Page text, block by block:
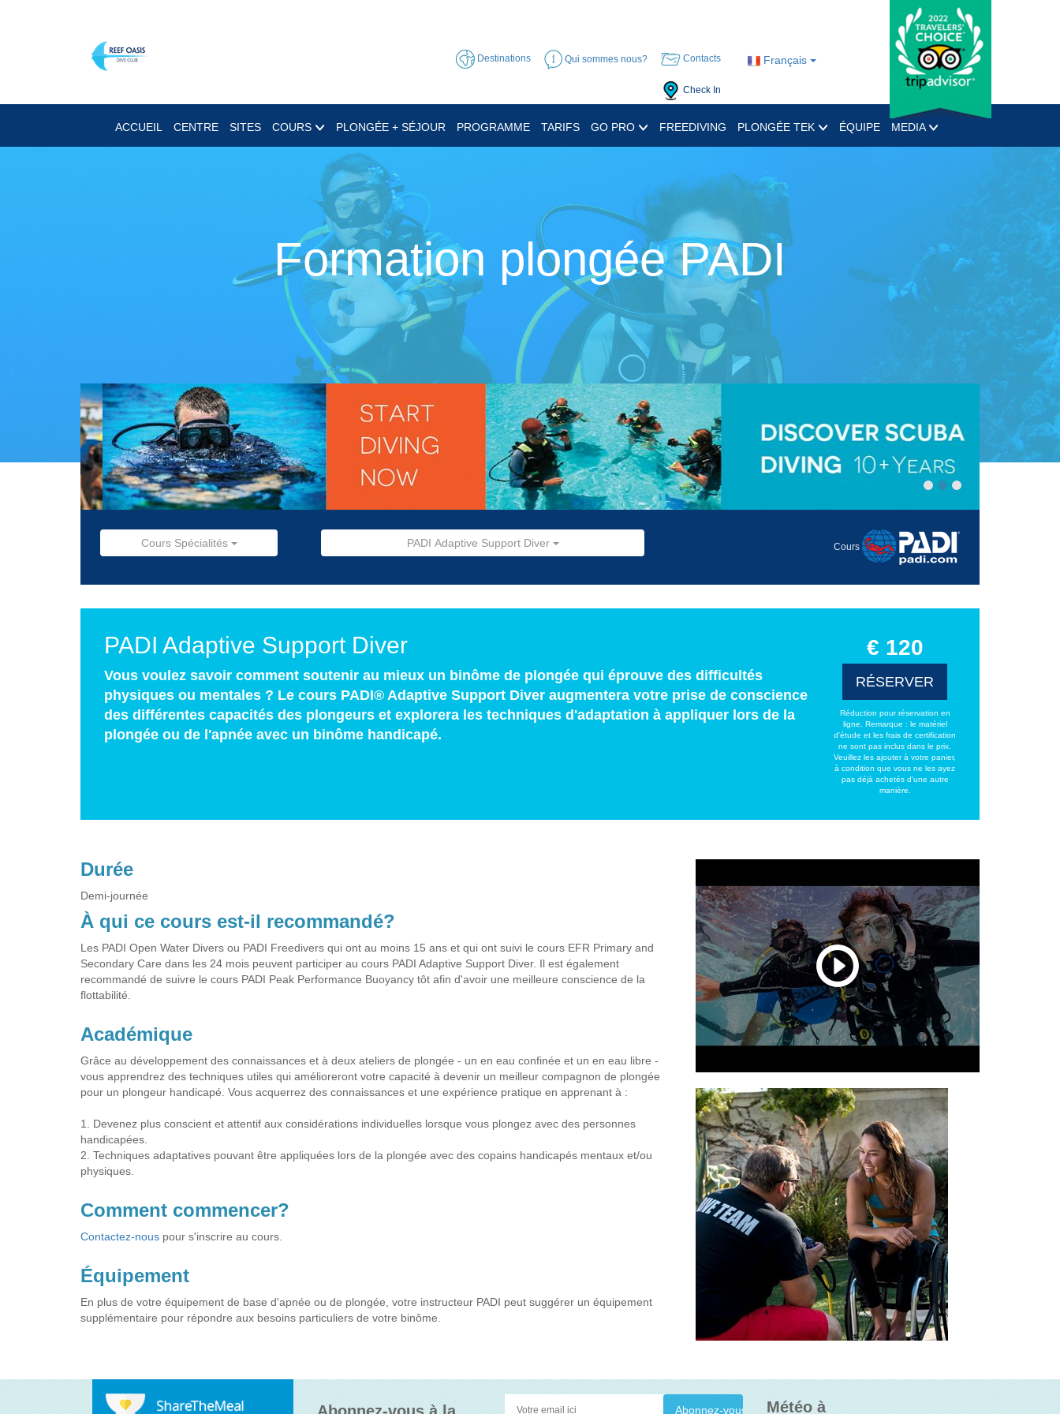
Français
Destinations Qui sommes nous? Contacts
Check In
ACCUEIL CENTRE SITES COURS PLONGÉE + SÉJOUR PROGRAMME TARIFS GO PRO FREEDIVING PLONGÉE TEK ÉQUIPE MEDIA
Formation plongée PADI
Cours Spécialités PADI Adaptive Support Diver Cours
PADI Adaptive Support Diver
Vous voulez savoir comment soutenir au mieux un binôme de plongée qui éprouve des difficultés
physiques ou mentales ? Le cours PADI® Adaptive Support Diver augmentera votre prise de conscience
des différentes capacités des plongeurs et explorera les techniques d'adaptation à appliquer lors de la
plongée ou de l'apnée avec un binôme handicapé.
€ 120
RÉSERVER
Réduction pour réservation en
ligne. Remarque : le matériel
d'étude et les frais de certification
ne sont pas inclus dans le prix.
Veuillez les ajouter à votre panier,
à condition que vous ne les ayez
pas déjà achetés d'une autre
manière.
Durée
Demi-journée
À qui ce cours est-il recommandé?
Les PADI Open Water Divers ou PADI Freedivers qui ont au moins 15 ans et qui ont suivi le cours EFR Primary and
Secondary Care dans les 24 mois peuvent participer au cours PADI Adaptive Support Diver. Il est également
recommandé de suivre le cours PADI Peak Performance Buoyancy tôt afin d'avoir une meilleure conscience de la
flottabilité.
Académique
Grâce au développement des connaissances et à deux ateliers de plongée - un en eau confinée et un en eau libre -
vous apprendrez des techniques utiles qui amélioreront votre capacité à devenir un meilleur compagnon de plongée
pour un plongeur handicapé. Vous acquerrez des connaissances et une expérience pratique en apprenant à :
1. Devenez plus conscient et attentif aux considérations individuelles lorsque vous plongez avec des personnes
handicapées.
2. Techniques adaptatives pouvant être appliquées lors de la plongée avec des copains handicapés mentaux et/ou
physiques.
Comment commencer?
Contactez-nous pour s'inscrire au cours.
Équipement
En plus de votre équipement de base d'apnée ou de plongée, votre instructeur PADI peut suggérer un équipement
supplémentaire pour répondre aux besoins particuliers de votre binôme.
Abonnez-vous à la Météo à